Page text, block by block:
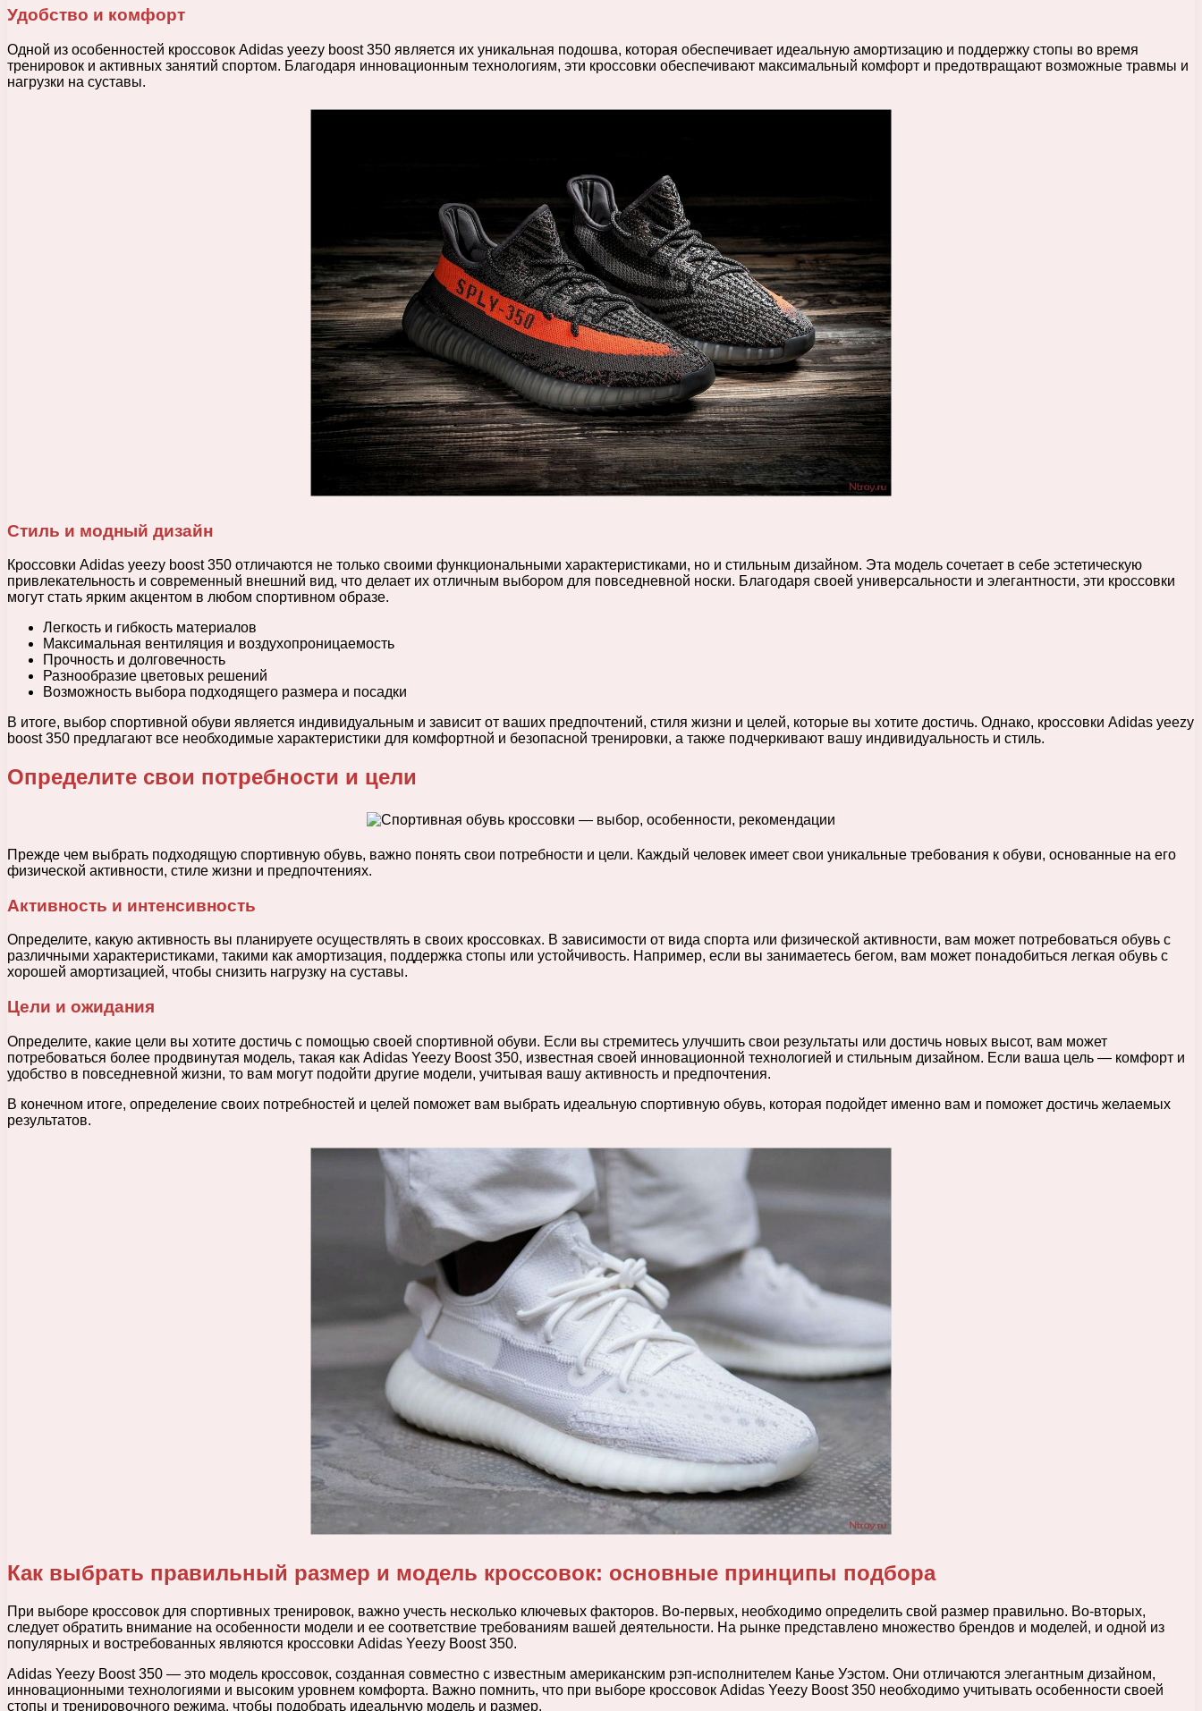
Удобство и комфорт
Одной из особенностей кроссовок Adidas yeezy boost 350 является их уникальная подошва, которая обеспечивает идеальную амортизацию и поддержку стопы во время
тренировок и активных занятий спортом. Благодаря инновационным технологиям, эти кроссовки обеспечивают максимальный комфорт и предотвращают возможные травмы и
нагрузки на суставы.
Стиль и модный дизайн
Кроссовки Adidas yeezy boost 350 отличаются не только своими функциональными характеристиками, но и стильным дизайном. Эта модель сочетает в себе эстетическую
привлекательность и современный внешний вид, что делает их отличным выбором для повседневной носки. Благодаря своей универсальности и элегантности, эти кроссовки
могут стать ярким акцентом в любом спортивном образе.
Легкость и гибкость материалов
Максимальная вентиляция и воздухопроницаемость
Прочность и долговечность
Разнообразие цветовых решений
Возможность выбора подходящего размера и посадки
В итоге, выбор спортивной обуви является индивидуальным и зависит от ваших предпочтений, стиля жизни и целей, которые вы хотите достичь. Однако, кроссовки Adidas yeezy
boost 350 предлагают все необходимые характеристики для комфортной и безопасной тренировки, а также подчеркивают вашу индивидуальность и стиль.
Определите свои потребности и цели
Прежде чем выбрать подходящую спортивную обувь, важно понять свои потребности и цели. Каждый человек имеет свои уникальные требования к обуви, основанные на его
физической активности, стиле жизни и предпочтениях.
Активность и интенсивность
Определите, какую активность вы планируете осуществлять в своих кроссовках. В зависимости от вида спорта или физической активности, вам может потребоваться обувь с
различными характеристиками, такими как амортизация, поддержка стопы или устойчивость. Например, если вы занимаетесь бегом, вам может понадобиться легкая обувь с
хорошей амортизацией, чтобы снизить нагрузку на суставы.
Цели и ожидания
Определите, какие цели вы хотите достичь с помощью своей спортивной обуви. Если вы стремитесь улучшить свои результаты или достичь новых высот, вам может
потребоваться более продвинутая модель, такая как Adidas Yeezy Boost 350, известная своей инновационной технологией и стильным дизайном. Если ваша цель — комфорт и
удобство в повседневной жизни, то вам могут подойти другие модели, учитывая вашу активность и предпочтения.
В конечном итоге, определение своих потребностей и целей поможет вам выбрать идеальную спортивную обувь, которая подойдет именно вам и поможет достичь желаемых
результатов.
Как выбрать правильный размер и модель кроссовок: основные принципы подбора
При выборе кроссовок для спортивных тренировок, важно учесть несколько ключевых факторов. Во-первых, необходимо определить свой размер правильно. Во-вторых,
следует обратить внимание на особенности модели и ее соответствие требованиям вашей деятельности. На рынке представлено множество брендов и моделей, и одной из
популярных и востребованных являются кроссовки Adidas Yeezy Boost 350.
Adidas Yeezy Boost 350 — это модель кроссовок, созданная совместно с известным американским рэп-исполнителем Канье Уэстом. Они отличаются элегантным дизайном,
инновационными технологиями и высоким уровнем комфорта. Важно помнить, что при выборе кроссовок Adidas Yeezy Boost 350 необходимо учитывать особенности своей
стопы и тренировочного режима, чтобы подобрать идеальную модель и размер.